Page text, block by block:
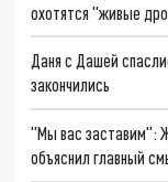
охотятся "живые
Даня с Дашей
закончились
"Мы вас заставим":
объяснил главный